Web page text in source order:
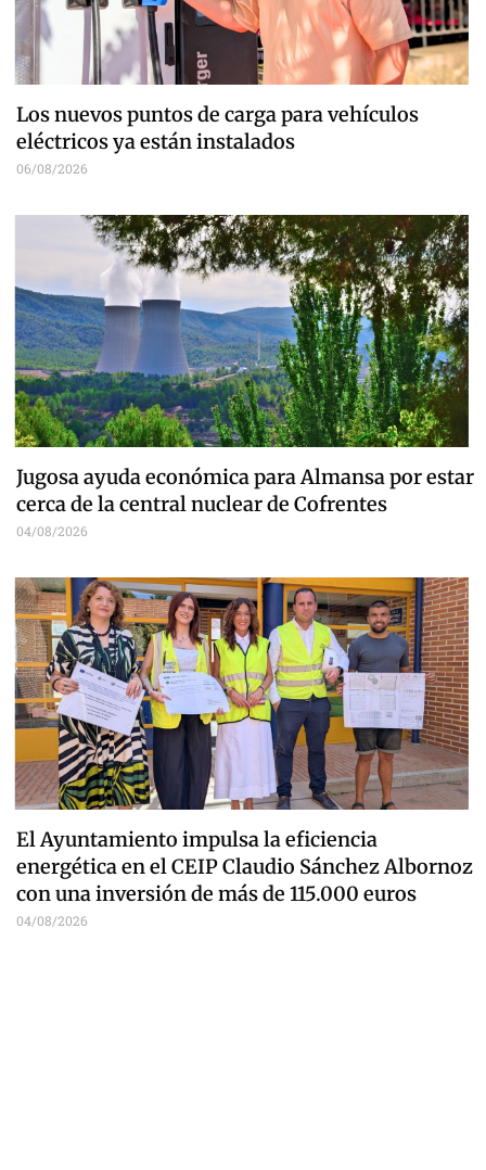
Los nuevos puntos de carga para vehículos
eléctricos ya están instalados
06/08/2026
Jugosa ayuda económica para Almansa por estar
cerca de la central nuclear de Cofrentes
04/08/2026
El Ayuntamiento impulsa la eficiencia
energética en el CEIP Claudio Sánchez Albornoz
con una inversión de más de 115.000 euros
04/08/2026